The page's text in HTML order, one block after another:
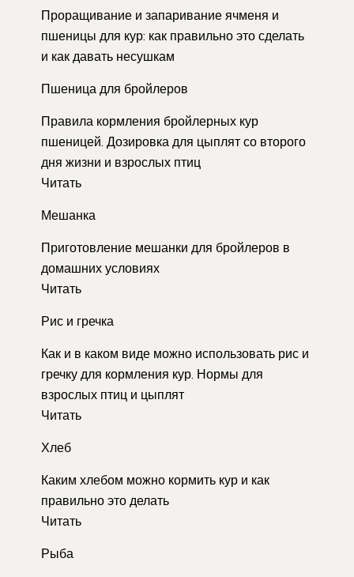
Проращивание и запаривание ячменя и
пшеницы для кур: как правильно это сделать
и как давать несушкам
Пшеница для бройлеров
Правила кормления бройлерных кур
пшеницей. Дозировка для цыплят со второго
дня жизни и взрослых птиц
Читать
Мешанка
Приготовление мешанки для бройлеров в
домашних условиях
Читать
Рис и гречка
Как и в каком виде можно использовать рис и
гречку для кормления кур. Нормы для
взрослых птиц и цыплят
Читать
Хлеб
Каким хлебом можно кормить кур и как
правильно это делать
Читать
Рыба